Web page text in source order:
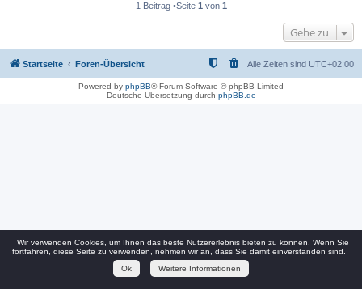
1 Beitrag •Seite 1 von 1
Gehe zu
Startseite Foren-Übersicht Alle Zeiten sind UTC+02:00
Powered by phpBB® Forum Software © phpBB Limited
Deutsche Übersetzung durch phpBB.de
Wir verwenden Cookies, um Ihnen das beste Nutzererlebnis bieten zu können. Wenn Sie
fortfahren, diese Seite zu verwenden, nehmen wir an, dass Sie damit einverstanden sind.
Ok
Weitere Informationen